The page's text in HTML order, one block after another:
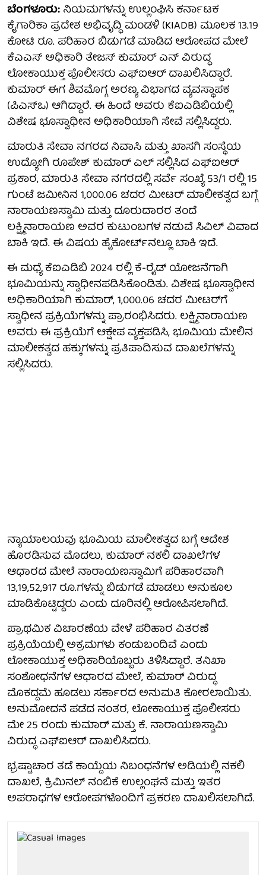
ಬೆಂಗಳೂರು:ನಿಯಮಗಳನ್ನು ಉಲ್ಲಂಘಿಸಿ ಕರ್ನಾಟಕ
ಕೈಗಾರಿಕಾ ಪ್ರದೇಶ ಅಭಿವೃದ್ಧಿ ಮಂಡಳಿ (KIADB) ಮೂಲಕ 13.19
ಕೋಟಿ ರೂ. ಪರಿಹಾರ ಬಿಡುಗಡೆ ಮಾಡಿದ ಆರೋಪದ ಮೇಲೆ
ಕೆಎಎಸ್ ಅಧಿಕಾರಿ ತೇಜಸ್ ಕುಮಾರ್ ಎನ್ ವಿರುದ್ಧ
ಲೋಕಾಯುಕ್ತ ಪೊಲೀಸರು ಎಫ್ಐಆರ್ ದಾಖಲಿಸಿದ್ದಾರೆ.
ಕುಮಾರ್ ಈಗ ಶಿವಮೊಗ್ಗ ಅರಣ್ಯ ವಿಭಾಗದ ವ್ಯವಸ್ಥಾಪಕ
(ಪಿಎಸ್ಒ) ಆಗಿದ್ದಾರೆ. ಈ ಹಿಂದೆ ಅವರು ಕೆಐಎಡಿಬಿಯಲ್ಲಿ
ವಿಶೇಷ ಭೂಸ್ವಾಧೀನ ಅಧಿಕಾರಿಯಾಗಿ ಸೇವೆ ಸಲ್ಲಿಸಿದ್ದರು.
ಮಾರುತಿ ಸೇವಾ ನಗರದ ನಿವಾಸಿ ಮತ್ತು ಖಾಸಗಿ ಸಂಸ್ಥೆಯ
ಉದ್ಯೋಗಿ ರೂಪೇಶ್ ಕುಮಾರ್ ಎಲ್ ಸಲ್ಲಿಸಿದ ಎಫ್ಐಆರ್
ಪ್ರಕಾರ, ಮಾರುತಿ ಸೇವಾ ನಗರದಲ್ಲಿ ಸರ್ವೆ ಸಂಖ್ಯೆ 53/1 ರಲ್ಲಿ 15
ಗುಂಟೆ ಜಮೀನಿನ 1,000.06 ಚದರ ಮೀಟರ್ ಮಾಲೀಕತ್ವದ ಬಗ್ಗೆ
ನಾರಾಯಣಸ್ವಾಮಿ ಮತ್ತು ದೂರುದಾರರ ತಂದೆ
ಲಕ್ಷ್ಮಿನಾರಾಯಣ ಅವರ ಕುಟುಂಬಗಳ ನಡುವೆ ಸಿವಿಲ್ ವಿವಾದ
ಬಾಕಿ ಇದೆ. ಈ ವಿಷಯ ಹೈಕೋರ್ಟ್‌ನಲ್ಲೂ ಬಾಕಿ ಇದೆ.
ಈ ಮಧ್ಯೆ ಕೆಐಎಡಿಬಿ 2024 ರಲ್ಲಿ ಕೆ-ರೈಡ್ ಯೋಜನೆಗಾಗಿ
ಭೂಮಿಯನ್ನು ಸ್ವಾಧೀನಪಡಿಸಿಕೊಂಡಿತು. ವಿಶೇಷ ಭೂಸ್ವಾಧೀನ
ಅಧಿಕಾರಿಯಾಗಿ ಕುಮಾರ್, 1,000.06 ಚದರ ಮೀಟರ್‌ಗೆ
ಸ್ವಾಧೀನ ಪ್ರಕ್ರಿಯೆಗಳನ್ನು ಪ್ರಾರಂಭಿಸಿದರು. ಲಕ್ಷ್ಮಿನಾರಾಯಣ
ಅವರು ಈ ಪ್ರಕ್ರಿಯೆಗೆ ಆಕ್ಷೇಪ ವ್ಯಕ್ತಪಡಿಸಿ, ಭೂಮಿಯ ಮೇಲಿನ
ಮಾಲೀಕತ್ವದ ಹಕ್ಕುಗಳನ್ನು ಪ್ರತಿಪಾದಿಸುವ ದಾಖಲೆಗಳನ್ನು
ಸಲ್ಲಿಸಿದರು.
ನ್ಯಾಯಾಲಯವು ಭೂಮಿಯ ಮಾಲೀಕತ್ವದ ಬಗ್ಗೆ ಆದೇಶ
ಹೊರಡಿಸುವ ಮೊದಲು, ಕುಮಾರ್ ನಕಲಿ ದಾಖಲೆಗಳ
ಆಧಾರದ ಮೇಲೆ ನಾರಾಯಣಸ್ವಾಮಿಗೆ ಪರಿಹಾರವಾಗಿ
13,19,52,917 ರೂ.ಗಳನ್ನು ಬಿಡುಗಡೆ ಮಾಡಲು ಅನುಕೂಲ
ಮಾಡಿಕೊಟ್ಟಿದ್ದರು ಎಂದು ದೂರಿನಲ್ಲಿ ಆರೋಪಿಸಲಾಗಿದೆ.
ಪ್ರಾಥಮಿಕ ವಿಚಾರಣೆಯ ವೇಳೆ ಪರಿಹಾರ ವಿತರಣೆ
ಪ್ರಕ್ರಿಯೆಯಲ್ಲಿ ಅಕ್ರಮಗಳು ಕಂಡುಬಂದಿವೆ ಎಂದು
ಲೋಕಾಯುಕ್ತ ಅಧಿಕಾರಿಯೊಬ್ಬರು ತಿಳಿಸಿದ್ದಾರೆ. ತನಿಖಾ
ಸಂಶೋಧನೆಗಳ ಆಧಾರದ ಮೇಲೆ, ಕುಮಾರ್ ವಿರುದ್ಧ
ಮೊಕದ್ದಮೆ ಹೂಡಲು ಸರ್ಕಾರದ ಅನುಮತಿ ಕೋರಲಾಯಿತು.
ಅನುಮೋದನೆ ಪಡೆದ ನಂತರ, ಲೋಕಾಯುಕ್ತ ಪೊಲೀಸರು
ಮೇ 25 ರಂದು ಕುಮಾರ್ ಮತ್ತು ಕೆ. ನಾರಾಯಣಸ್ವಾಮಿ
ವಿರುದ್ಧ ಎಫ್‌ಐಆರ್ ದಾಖಲಿಸಿದರು.
ಭ್ರಷ್ಟಾಚಾರ ತಡೆ ಕಾಯ್ದೆಯ ನಿಬಂಧನೆಗಳ ಅಡಿಯಲ್ಲಿ ನಕಲಿ
ದಾಖಲೆ, ಕ್ರಿಮಿನಲ್ ನಂಬಿಕೆ ಉಲ್ಲಂಘನೆ ಮತ್ತು ಇತರ
ಅಪರಾಧಗಳ ಆರೋಪಗಳೊಂದಿಗೆ ಪ್ರಕರಣ ದಾಖಲಿಸಲಾಗಿದೆ.